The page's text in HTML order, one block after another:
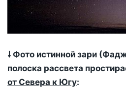
🠗 Фото истинной зари
полоска рассвета
от Севера к Югу: